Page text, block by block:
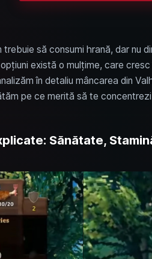
trebuie să consumi hrană, dar nu
există o mulțime, care
în detaliu mâncarea din
pe ce merită să te
Sănătate,